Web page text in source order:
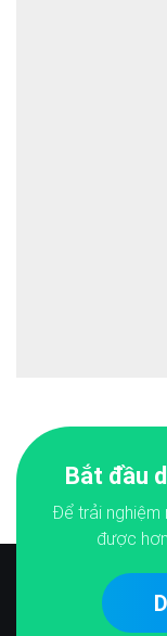
Bắt đầu
Để trải nghiệm
được hơn